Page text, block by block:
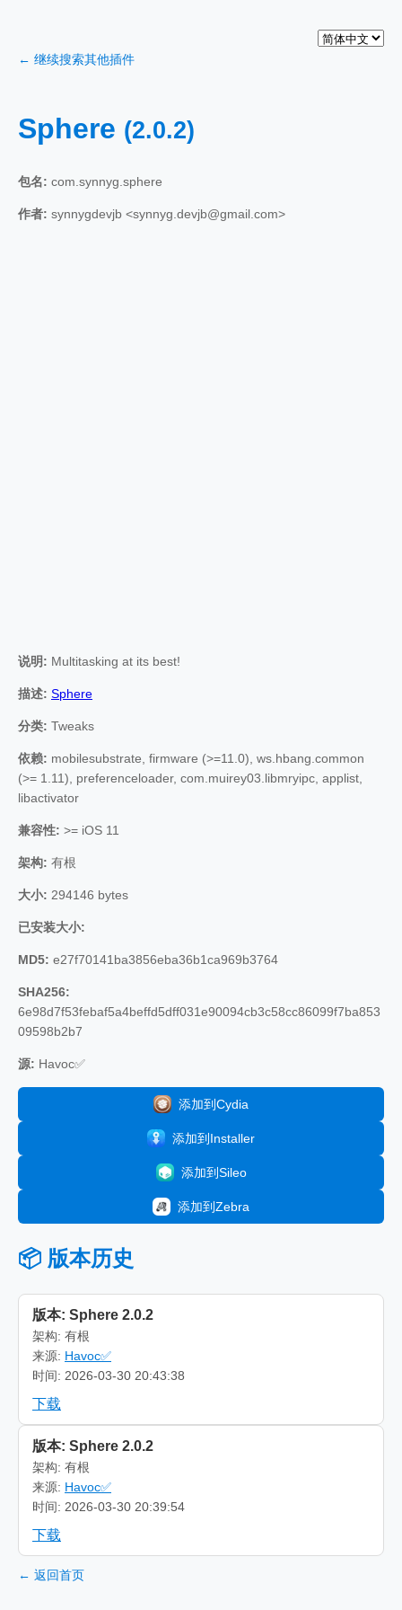
← 继续搜索其他插件
Sphere (2.0.2)
包名: com.synnyg.sphere
作者: synnygdevjb <synnyg.devjb@gmail.com>
说明: Multitasking at its best!
描述: Sphere
分类: Tweaks
依赖: mobilesubstrate, firmware (>=11.0), ws.hbang.common
(>= 1.11), preferenceloader, com.muirey03.libmryipc, applist,
libactivator
兼容性: >= iOS 11
架构: 有根
大小: 294146 bytes
已安装大小:
MD5: e27f70141ba3856eba36b1ca969b3764
SHA256:
6e98d7f53febaf5a4beffd5dff031e90094cb3c58cc86099f7ba853
09598b2b7
源: Havoc✅
添加到Cydia
添加到Installer
添加到Sileo
添加到Zebra
📦 版本历史
版本: Sphere 2.0.2
架构: 有根
来源: Havoc✅
时间: 2026-03-30 20:43:38
下载
版本: Sphere 2.0.2
架构: 有根
来源: Havoc✅
时间: 2026-03-30 20:39:54
下载
← 返回首页